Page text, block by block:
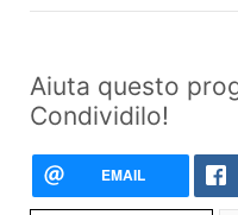
Aiuta questo
Condividilo!
EMAIL